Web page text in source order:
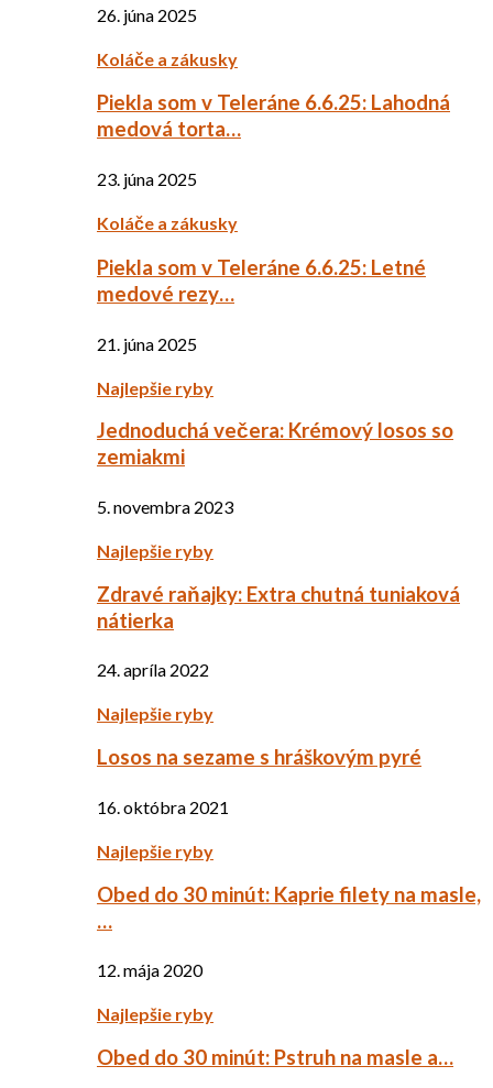
26. júna 2025
Koláče a zákusky
Piekla som v Teleráne 6.6.25: Lahodná
medová torta…
23. júna 2025
Koláče a zákusky
Piekla som v Teleráne 6.6.25: Letné
medové rezy…
21. júna 2025
Najlepšie ryby
Jednoduchá večera: Krémový losos so
zemiakmi
5. novembra 2023
Najlepšie ryby
Zdravé raňajky: Extra chutná tuniaková
nátierka
24. apríla 2022
Najlepšie ryby
Losos na sezame s hráškovým pyré
16. októbra 2021
Najlepšie ryby
Obed do 30 minút: Kaprie filety na masle,
…
12. mája 2020
Najlepšie ryby
Obed do 30 minút: Pstruh na masle a…